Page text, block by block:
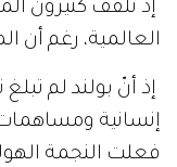
إذ تلقّف كثيرون
العالمية، رغم أن
إذ أنّ بولند لم
إنسانية
فعلت النجمة